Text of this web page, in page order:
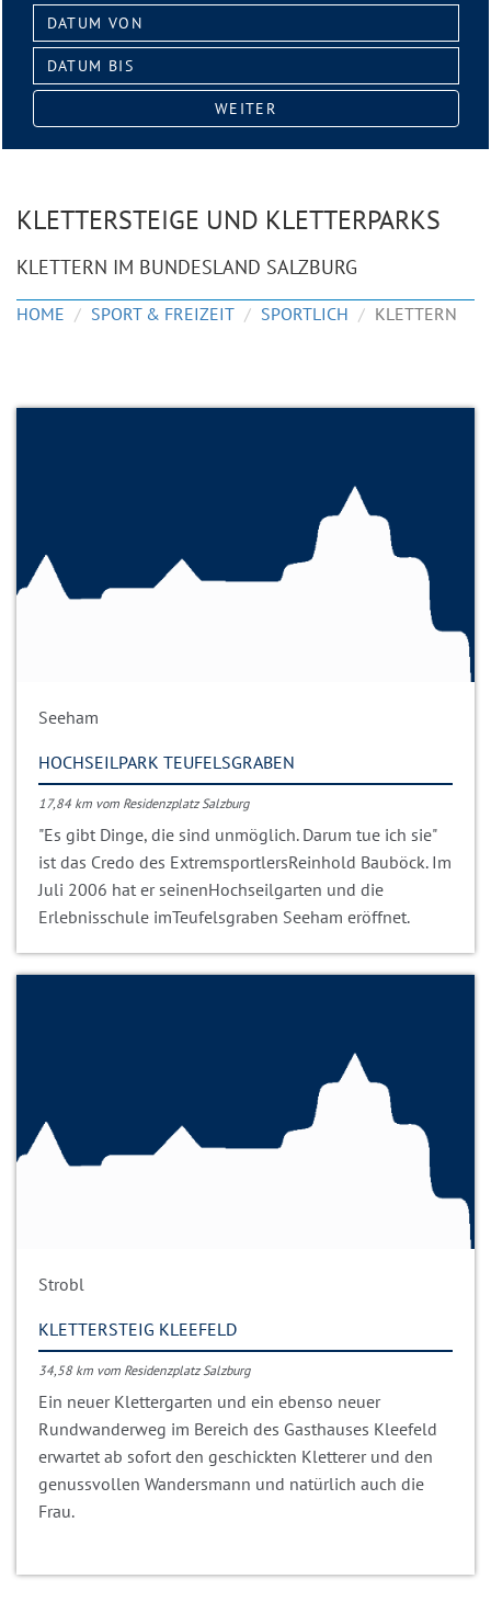
Datum
von:
Datum
bis:
WEITER
KLETTERSTEIGE UND KLETTERPARKS
KLETTERN IM BUNDESLAND SALZBURG
HOME SPORT & FREIZEIT SPORTLICH KLETTERN
Seeham
HOCHSEILPARK TEUFELSGRABEN
17,84 km vom Residenzplatz Salzburg
"Es gibt Dinge, die sind unmöglich. Darum tue ich sie"
ist das Credo des ExtremsportlersReinhold Bauböck. Im
Juli 2006 hat er seinenHochseilgarten und die
Erlebnisschule imTeufelsgraben Seeham eröffnet.
Strobl
KLETTERSTEIG KLEEFELD
34,58 km vom Residenzplatz Salzburg
Ein neuer Klettergarten und ein ebenso neuer
Rundwanderweg im Bereich des Gasthauses Kleefeld
erwartet ab sofort den geschickten Kletterer und den
genussvollen Wandersmann und natürlich auch die
Frau.